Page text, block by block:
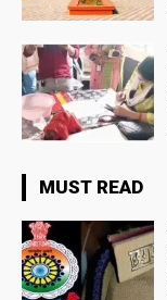
MUST READ